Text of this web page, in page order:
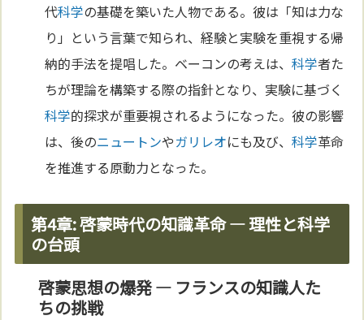
代科学の基礎を築いた人物である。彼は「知は力な
り」という言葉で知られ、経験と実験を重視する帰
納的手法を提唱した。ベーコンの考えは、科学者た
ちが理論を構築する際の指針となり、実験に基づく
科学的探求が重要視されるようになった。彼の影響
は、後のニュートンやガリレオにも及び、科学革命
を推進する原動力となった。
第4章: 啓蒙時代の知識革命 — 理性と科学
の台頭
啓蒙思想の爆発 — フランスの知識人た
ちの挑戦